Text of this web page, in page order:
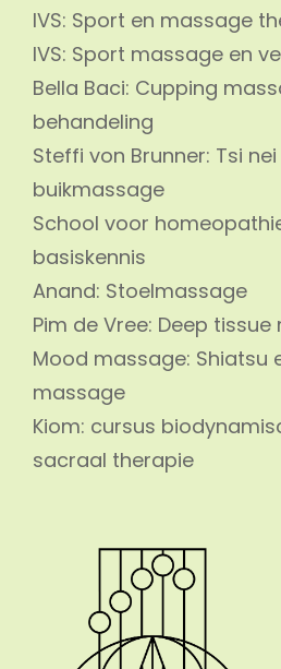
IVS: Sport en massage
IVS: Sport massage en
Bella Baci: Cupping
behandeling
Steffi von Brunner: Tsi
buikmassage
School voor
basiskennis
Anand: Stoelmassage
Pim de Vree: Deep
Mood massage: Shiatsu
massage
Kiom: cursus
sacraal therapie